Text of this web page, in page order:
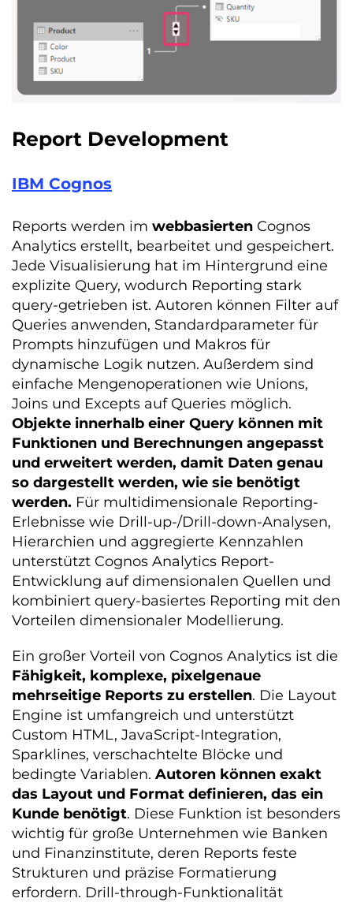
Report Development
IBM Cognos
Reports werden im webbasierten Cognos
Analytics erstellt, bearbeitet und gespeichert.
Jede Visualisierung hat im Hintergrund eine
explizite Query, wodurch Reporting stark
query-getrieben ist. Autoren können Filter auf
Queries anwenden, Standardparameter für
Prompts hinzufügen und Makros für
dynamische Logik nutzen. Außerdem sind
einfache Mengenoperationen wie Unions,
Joins und Excepts auf Queries möglich.
Objekte innerhalb einer Query können mit
Funktionen und Berechnungen angepasst
und erweitert werden, damit Daten genau
so dargestellt werden, wie sie benötigt
werden. Für multidimensionale Reporting-
Erlebnisse wie Drill-up-/Drill-down-Analysen,
Hierarchien und aggregierte Kennzahlen
unterstützt Cognos Analytics Report-
Entwicklung auf dimensionalen Quellen und
kombiniert query-basiertes Reporting mit den
Vorteilen dimensionaler Modellierung.
Ein großer Vorteil von Cognos Analytics ist die
Fähigkeit, komplexe, pixelgenaue
mehrseitige Reports zu erstellen. Die Layout
Engine ist umfangreich und unterstützt
Custom HTML, JavaScript-Integration,
Sparklines, verschachtelte Blöcke und
bedingte Variablen. Autoren können exakt
das Layout und Format definieren, das ein
Kunde benötigt. Diese Funktion ist besonders
wichtig für große Unternehmen wie Banken
und Finanzinstitute, deren Reports feste
Strukturen und präzise Formatierung
erfordern. Drill-through-Funktionalität